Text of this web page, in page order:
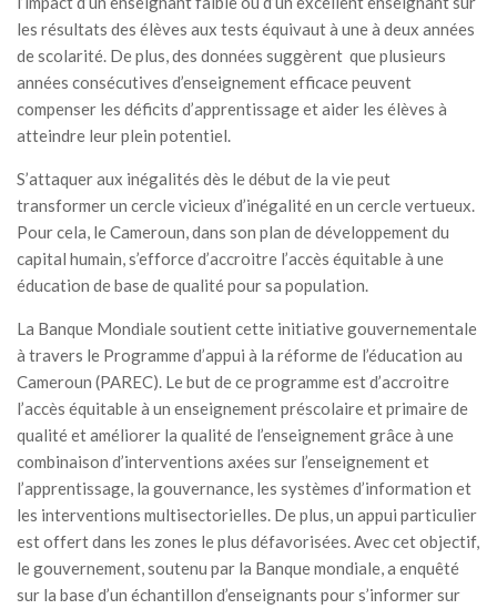
les résultats des élèves aux tests équivaut à une à deux années
de scolarité. De plus, des données suggèrent que plusieurs
années consécutives d’enseignement efficace peuvent
compenser les déficits d’apprentissage et aider les élèves à
atteindre leur plein potentiel.
S’attaquer aux inégalités dès le début de la vie peut
transformer un cercle vicieux d’inégalité en un cercle vertueux.
Pour cela, le Cameroun, dans son plan de développement du
capital humain, s’efforce d’accroitre l’accès équitable à une
éducation de base de qualité pour sa population.
La Banque Mondiale soutient cette initiative gouvernementale
à travers le Programme d’appui à la réforme de l’éducation au
Cameroun (PAREC). Le but de ce programme est d’accroitre
l’accès équitable à un enseignement préscolaire et primaire de
qualité et améliorer la qualité de l’enseignement grâce à une
combinaison d’interventions axées sur l’enseignement et
l’apprentissage, la gouvernance, les systèmes d’information et
les interventions multisectorielles. De plus, un appui particulier
est offert dans les zones le plus défavorisées. Avec cet objectif,
le gouvernement, soutenu par la Banque mondiale, a enquêté
sur la base d’un échantillon d’enseignants pour s’informer sur